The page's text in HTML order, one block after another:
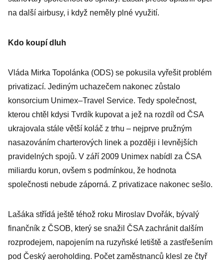
na další airbusy, i když neměly plné využití.
Kdo koupí dluh
Vláda Mirka Topolánka (ODS) se pokusila vyřešit problém
privatizací. Jediným uchazečem nakonec zůstalo
konsorcium Unimex–Tra­vel Service. Tedy společnost,
kterou chtěl kdysi Tvrdík kupovat a jež na rozdíl od ČSA
ukrajovala stále větší koláč z trhu – nejprve pružným
nasazováním charterových linek a později i levnějších
pravidelných spojů. V září 2009 Unimex nabídl za ČSA
miliardu korun, ovšem s podmínkou, že hodnota
společnosti nebude záporná. Z privatizace nakonec sešlo.
Lašáka střídá ještě téhož roku Miroslav Dvořák, bývalý
finančník z ČSOB, který se snažil ČSA zachránit dalším
rozprodejem, napojením na ruzyňské letiště a zastřešením
pod Český aeroholding. Počet zaměstnanců klesl ze čtyř